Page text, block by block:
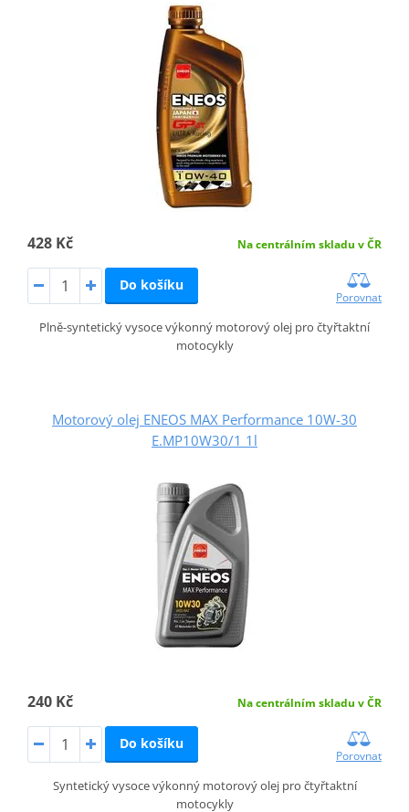
428 Kč Na centrálním skladu v ČR
Do košíku
Porovnat
Plně-syntetický vysoce výkonný motorový olej pro čtyřtaktní
motocykly
Motorový olej ENEOS MAX Performance 10W-30
E.MP10W30/1 1l
240 Kč Na centrálním skladu v ČR
Do košíku
Porovnat
Syntetický vysoce výkonný motorový olej pro čtyřtaktní
motocykly